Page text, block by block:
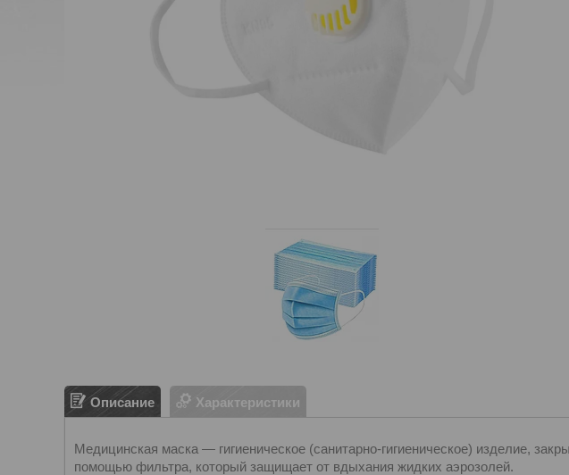
Описание Характеристики
Медицинская маска — гигиеническое (санитарно-гигиеническое) изделие,
помощью фильтра, который защищает от вдыхания жидких аэрозолей.